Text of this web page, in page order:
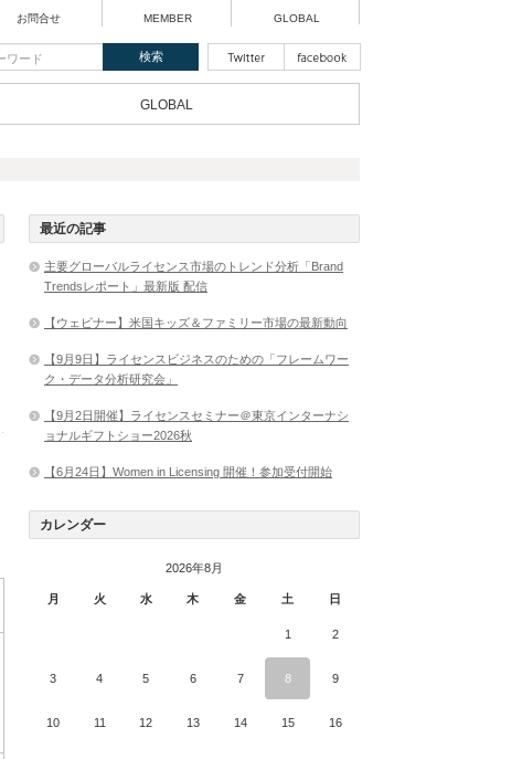
お問合せ MEMBER GLOBAL
GLOBAL
最近の記事
主要グローバルライセンス市場のトレンド分析「Brand
Trendsレポート」最新版 配信
【ウェビナー】米国キッズ＆ファミリー市場の最新動向
【9月9日】ライセンスビジネスのための「フレームワー
ク・データ分析研究会」
【9月2日開催】ライセンスセミナー＠東京インターナシ
ョナルギフトショー2026秋
【6月24日】Women in Licensing 開催！参加受付開始
カレンダー
2026年8月
月 火 水 木 金 土 日
1 2
3 4 5 6 7 8 9
10 11 12 13 14 15 16